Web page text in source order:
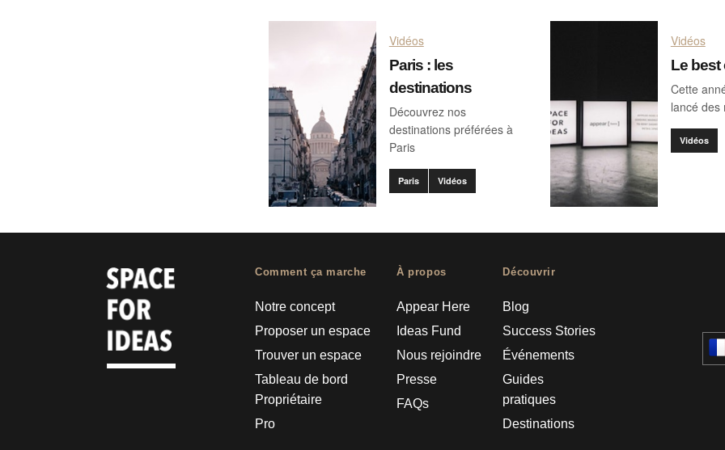
Vidéos
Paris : les
destinations
Découvrez nos
destinations préférées à
Paris
Paris Vidéos
Vidéos
Le best
Cette
lancé des
Vidéos
Comment ça marche
Notre concept
Proposer un espace
Trouver un espace
Tableau de bord
Propriétaire
Pro
À propos
Appear Here
Ideas Fund
Nous rejoindre
Presse
FAQs
Découvrir
Blog
Success Stories
Événements
Guides
pratiques
Destinations